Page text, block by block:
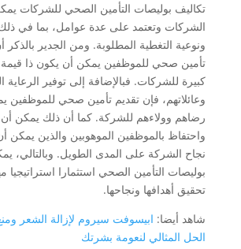
تكاليف بوليصات التأمين الصحي للشركات
الشركات وتعتمد على عدة عوامل، بما في
ونوعية التغطية المطلوبة. ومن الجدير بالذكر
تأمين صحي للموظفين يمكن أن يكون ذا قيمة
كبيرة للشركات. فبالإضافة إلى توفير
وعائلاتهم، فإن تقديم تأمين صحي للموظفين
رضاهم وولاءهم للشركة. كما أن ذلك يمكن
واحتفاظ بالموظفين الموهوبين والذين يمكن
نجاح الشركة على المدى الطويل. وبالتالي،
بوليصات التأمين الصحي استثمارا
تحقيق أهدافها ونجاحها.
شاهد أيضا:
الحل المثالي لنعومة بشرتك